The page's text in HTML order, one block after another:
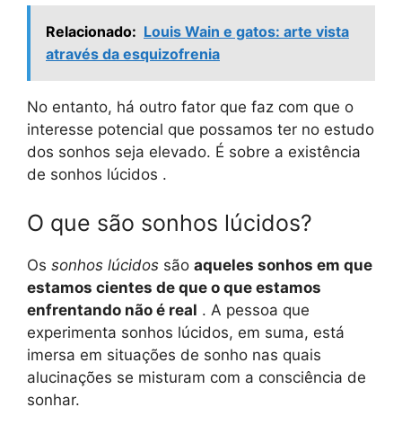
Relacionado: Louis Wain e gatos: arte vista
através da esquizofrenia
No entanto, há outro fator que faz com que o
interesse potencial que possamos ter no estudo
dos sonhos seja elevado. É sobre a existência
de sonhos lúcidos .
O que são sonhos lúcidos?
Os sonhos lúcidos são aqueles sonhos em que
estamos cientes de que o que estamos
enfrentando não é real . A pessoa que
experimenta sonhos lúcidos, em suma, está
imersa em situações de sonho nas quais
alucinações se misturam com a consciência de
sonhar.